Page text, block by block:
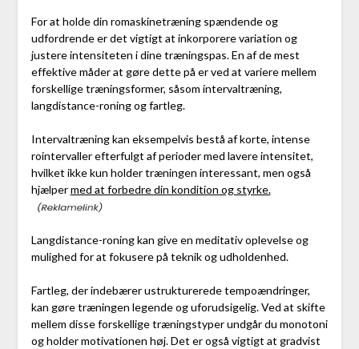
For at holde din romaskinetræning spændende og
udfordrende er det vigtigt at inkorporere variation og
justere intensiteten i dine træningspas. En af de mest
effektive måder at gøre dette på er ved at variere mellem
forskellige træningsformer, såsom intervaltræning,
langdistance-roning og fartleg.
Intervaltræning kan eksempelvis bestå af korte, intense
rointervaller efterfulgt af perioder med lavere intensitet,
hvilket ikke kun holder træningen interessant, men også
hjælpermed at forbedre din kondition og styrke.
Langdistance-roning kan give en meditativ oplevelse og
mulighed for at fokusere på teknik og udholdenhed.
Fartleg, der indebærer ustrukturerede tempoændringer,
kan gøre træningen legende og uforudsigelig. Ved at skifte
mellem disse forskellige træningstyper undgår du monotoni
og holder motivationen høj. Det er også vigtigt at gradvist